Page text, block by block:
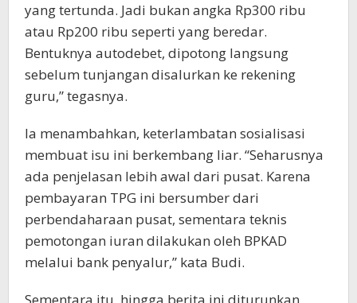
yang tertunda. Jadi bukan angka Rp300 ribu
atau Rp200 ribu seperti yang beredar.
Bentuknya autodebet, dipotong langsung
sebelum tunjangan disalurkan ke rekening
guru,” tegasnya.
Ia menambahkan, keterlambatan sosialisasi
membuat isu ini berkembang liar. “Seharusnya
ada penjelasan lebih awal dari pusat. Karena
pembayaran TPG ini bersumber dari
perbendaharaan pusat, sementara teknis
pemotongan iuran dilakukan oleh BPKAD
melalui bank penyalur,” kata Budi.